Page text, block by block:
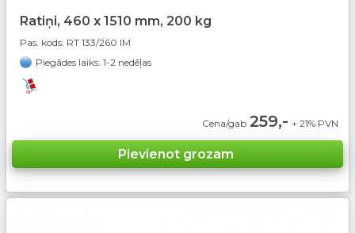
Ratiņi, 460 x 1510 mm, 200 kg
Pas. kods: RT 133/260 IM
Piegādes laiks: 1-2 nedēļas
Cena/gab 259,- + 21% PVN